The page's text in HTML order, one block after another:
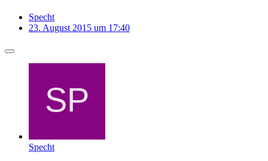
Specht
23. August 2015 um 17:40
Specht